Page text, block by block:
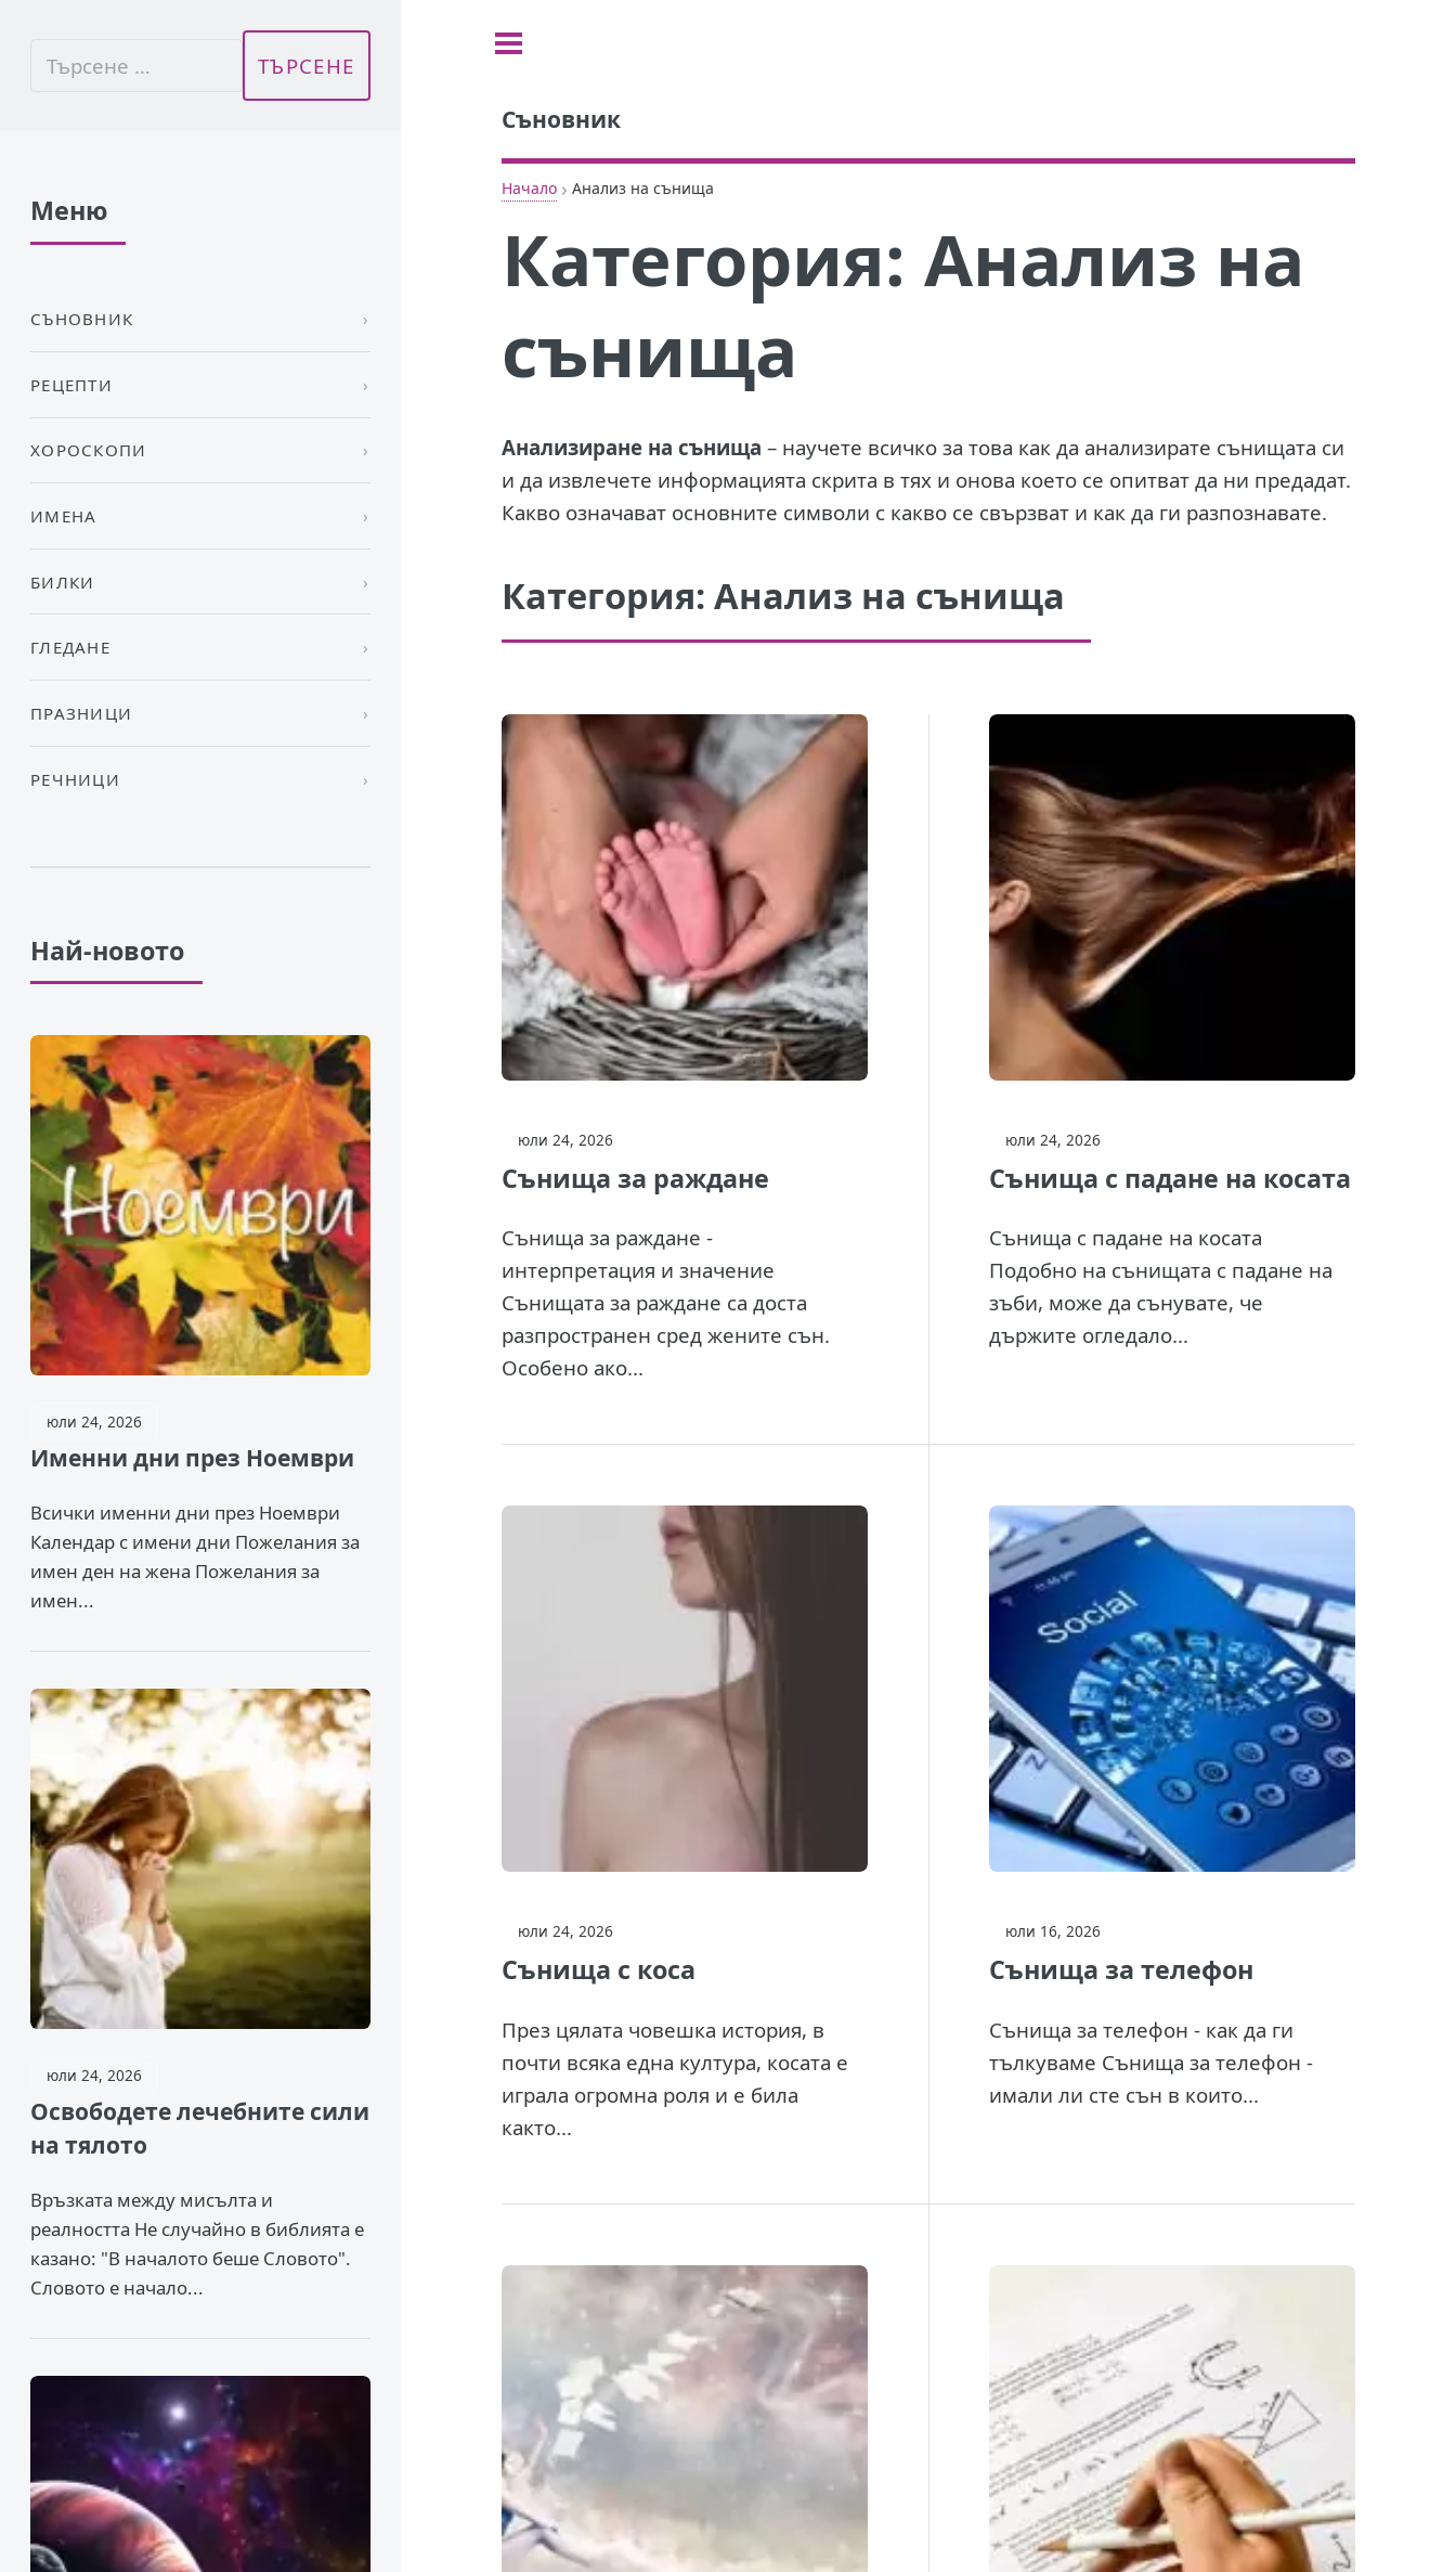
Съновник
Начало › Анализ на сънища
Категория: Анализ на
сънища
Анализиране на сънища – научете всичко за това как да анализирате сънищата си
и да извлечете информацията скрита в тях и онова което се опитват да ни предадат.
Какво означават основните символи с какво се свързват и как да ги разпознавате.
Категория: Анализ на сънища
юли 24, 2026
Сънища за раждане
Сънища за раждане -
интерпретация и значение
Сънищата за раждане са доста
разпространен сред жените сън.
Особено ако...
юли 24, 2026
Сънища с падане на косата
Сънища с падане на косата
Подобно на сънищата с падане на
зъби, може да сънувате, че
държите огледало...
юли 24, 2026
Сънища с коса
През цялата човешка история, в
почти всяка една култура, косата е
играла огромна роля и е била
както...
юли 16, 2026
Сънища за телефон
Сънища за телефон - как да ги
тълкуваме Сънища за телефон -
имали ли сте сън в които...
Меню
СЪНОВНИК
РЕЦЕПТИ
ХОРОСКОПИ
ИМЕНА
БИЛКИ
ГЛЕДАНЕ
ПРАЗНИЦИ
РЕЧНИЦИ
Най-новото
юли 24, 2026
Именни дни през Ноември
Всички именни дни през Ноември
Календар с имени дни Пожелания за
имен ден на жена Пожелания за
имен...
юли 24, 2026
Освободете лечебните сили
на тялото
Връзката между мисълта и
реалността Не случайно в библията е
казано: "В началото беше Словото".
Словото е начало...